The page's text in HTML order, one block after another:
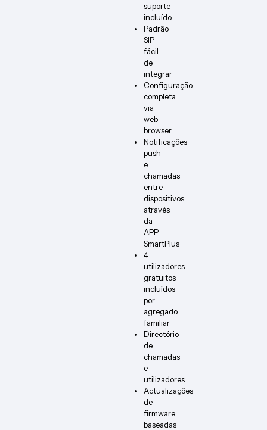
suporte
incluído
Padrão
SIP
fácil
de
integrar
Configuração
completa
via
web
browser
Notificações
push
e
chamadas
entre
dispositivos
através
da
APP
SmartPlus
4
utilizadores
gratuitos
incluídos
por
agregado
familiar
Directório
de
chamadas
e
utilizadores
Actualizações
de
firmware
baseadas